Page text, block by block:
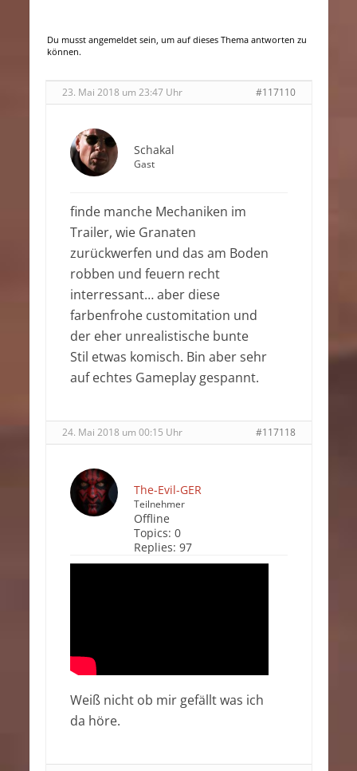
Du musst angemeldet sein, um auf dieses Thema antworten zu
können.
23. Mai 2018 um 23:47 Uhr #117110
Schakal
Gast
finde manche Mechaniken im
Trailer, wie Granaten
zurückwerfen und das am Boden
robben und feuern recht
interressant… aber diese
farbenfrohe customitation und
der eher unrealistische bunte
Stil etwas komisch. Bin aber sehr
auf echtes Gameplay gespannt.
24. Mai 2018 um 00:15 Uhr #117118
The-Evil-GER
Teilnehmer
Offline
Topics: 0
Replies: 97
Weiß nicht ob mir gefällt was ich
da höre.